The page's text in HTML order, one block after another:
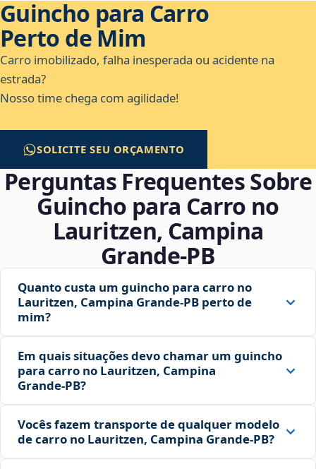
Guincho para Carro
Perto de Mim
Carro imobilizado, falha inesperada ou acidente na
estrada?
Nosso time chega com agilidade!
SOLICITE SEU ORÇAMENTO
Perguntas Frequentes Sobre
Guincho para Carro no
Lauritzen, Campina
Grande‑PB
Quanto custa um guincho para carro no
Lauritzen, Campina Grande‑PB perto de
mim?
Em quais situações devo chamar um guincho
para carro no Lauritzen, Campina
Grande‑PB?
Vocês fazem transporte de qualquer modelo
de carro no Lauritzen, Campina Grande‑PB?